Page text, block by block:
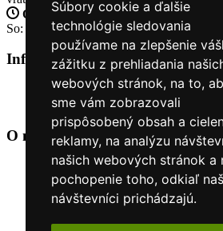
Súbory cookie a ďalšie
technológie sledovania
používame na zlepšenie
zážitku z prehliadania
webových stránok, na to,
sme vám zobrazovali
prispôsobený obsah a
reklamy, na analýzu
našich webových stránok a
pochopenie toho, odkiaľ
návštevníci prichádzajú.
Otvorené celý týždeňPo - pia: 8:30 -
So: 9:00 - 12:00
Informácie+
O nás
Kontakt
O nás +
Úvod
Obchodné podmienky
Nákup na splátky cez Quatro
Odstúpiť od zmluvy TU